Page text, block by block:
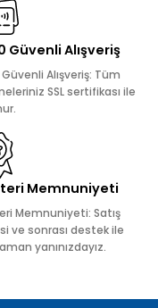
Güvenli Alışveriş
Güvenli Alışveriş: Tüm
SSL sertifikası ile
Memnuniyeti
Memnuniyeti: Satış
ve sonrası destek ile
yanınızdayız.